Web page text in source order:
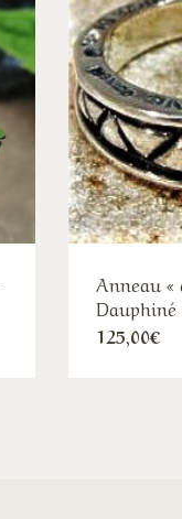
Anneau «
Dauphiné
125,00€